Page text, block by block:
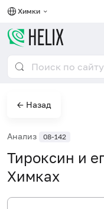
Химки
← Назад
Анализ 08-142
Тироксин и
Химках